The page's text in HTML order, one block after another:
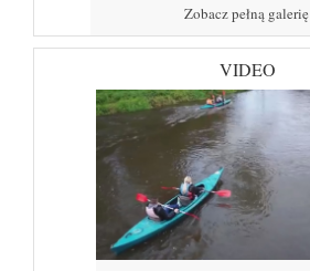
Zobacz pełną galerię
VIDEO